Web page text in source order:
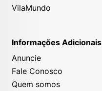
VilaMundo
Informações Adicionais
Anuncie
Fale Conosco
Quem somos